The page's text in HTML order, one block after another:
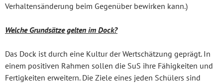
Verhaltensänderung beim Gegenüber bewirken kann.)
Welche Grundsätze gelten im Dock?
Das Dock ist durch eine Kultur der Wertschätzung geprägt. In
einem positiven Rahmen sollen die SuS ihre Fähigkeiten und
Fertigkeiten erweitern. Die Ziele eines jeden Schülers sind